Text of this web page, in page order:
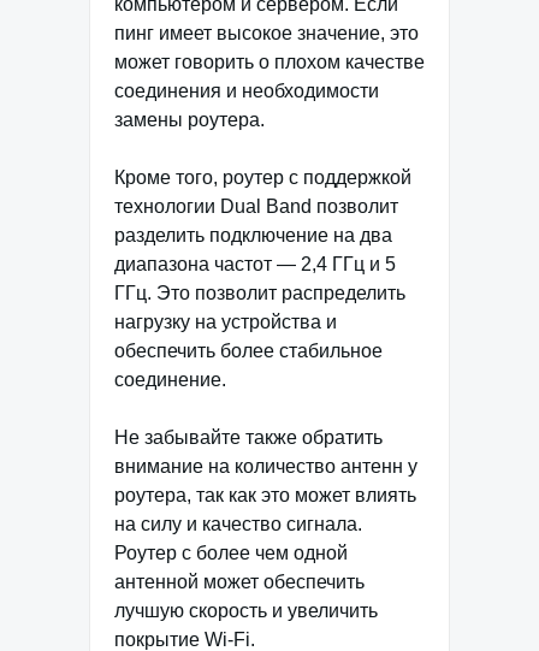
пинг имеет высокое значение, это
может говорить о плохом качестве
соединения и необходимости
замены роутера.
Кроме того, роутер с поддержкой
технологии Dual Band позволит
разделить подключение на два
диапазона частот — 2,4 ГГц и 5
ГГц. Это позволит распределить
нагрузку на устройства и
обеспечить более стабильное
соединение.
Не забывайте также обратить
внимание на количество антенн у
роутера, так как это может влиять
на силу и качество сигнала.
Роутер с более чем одной
антенной может обеспечить
лучшую скорость и увеличить
покрытие Wi-Fi.